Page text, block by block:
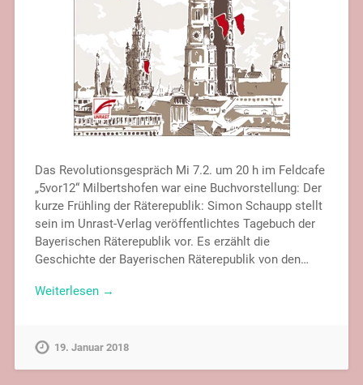
Das Revolutionsgespräch Mi 7.2. um 20 h im Feldcafe
„5vor12“ Milbertshofen war eine Buchvorstellung: Der
kurze Frühling der Räterepublik: Simon Schaupp stellt
sein im Unrast-Verlag veröffentlichtes Tagebuch der
Bayerischen Räterepublik vor. Es erzählt die
Geschichte der Bayerischen Räterepublik von den…
Weiterlesen →
19. Januar 2018